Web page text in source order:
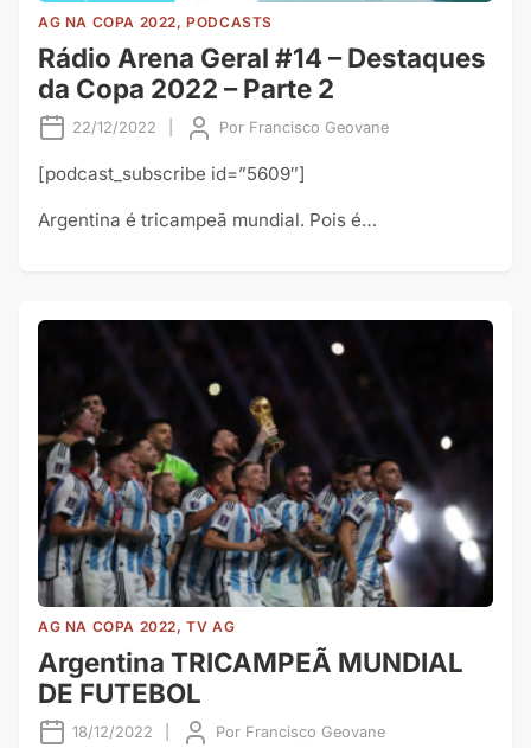
AG NA COPA 2022, PODCASTS
Rádio Arena Geral #14 – Destaques
da Copa 2022 – Parte 2
22/12/2022 Por Francisco Geovane
[podcast_subscribe id=”5609″]
Argentina é tricampeã mundial. Pois é…
AG NA COPA 2022, TV AG
Argentina TRICAMPEÃ MUNDIAL
DE FUTEBOL
18/12/2022 Por Francisco Geovane